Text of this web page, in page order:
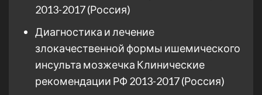
2013-2017 (Россия)
Диагностика и лечение
злокачественной формы ишемического
инсульта мозжечка Клинические
рекомендации РФ 2013-2017 (Россия)